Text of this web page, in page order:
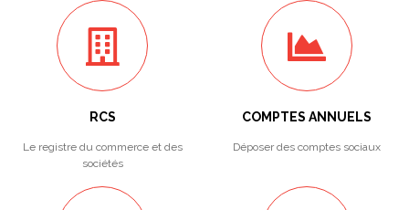
RCS
Le registre du commerce et des
sociétés
COMPTES ANNUELS
Déposer des comptes sociaux